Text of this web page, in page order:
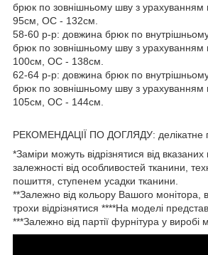
брюк по зовнішньому шву з
95см, ОС - 132см.
58-60 р-р: довжина брюк по
брюк по зовнішньому шву з
100см, ОС - 138см.
62-64 р-р: довжина брюк по
брюк по зовнішньому шву з
105см, ОС - 144см.
РЕКОМЕНДАЦІЇ ПО ДОГЛЯДУ: делікатне
*Заміри можуть відрізнятися від
залежності від особливостей тканини,
пошиття, ступенем усадки тканини.
**Залежно від кольору Вашого монітора,
трохи відрізнятися ****На моделі
***Залежно від партії фурнітура у виробі